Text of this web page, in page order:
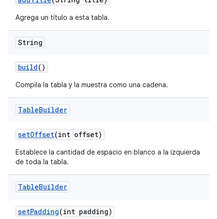
Agrega un título a esta tabla.
String
build()
Compila la tabla y la muestra como una cadena.
TableBuilder
setOffset(int offset)
Establece la cantidad de espacio en blanco a la izquierda
de toda la tabla.
TableBuilder
setPadding(int padding)